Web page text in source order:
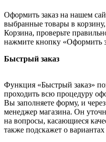
Оформить заказ на нашем
выбранные товары в
Корзина, проверьте
нажмите кнопку «Оформить
Быстрый заказ
Функция «Быстрый заказ»
проходить всю процедуру
Вы заполняете форму, и
менеджер магазина. Он
на вопросы, касающиеся
также подскажет о